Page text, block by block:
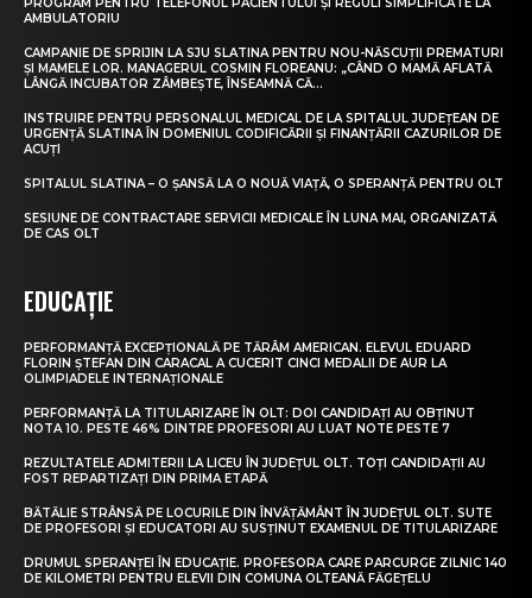
AMBULATORIU
CAMPANIE DE SPRIJIN LA SJU SLATINA PENTRU NOU-NĂSCUȚII PREMATURI
ȘI MAMELE LOR. MANAGERUL COSMIN FLOREANU: „CÂND O MAMĂ AFLATĂ
LÂNGĂ INCUBATOR ZÂMBEȘTE, ÎNSEAMNĂ CĂ...
INSTRUIRE PENTRU PERSONALUL MEDICAL DE LA SPITALUL JUDEȚEAN DE
URGENȚĂ SLATINA ÎN DOMENIUL CODIFICĂRII ȘI FINANȚĂRII CAZURILOR DE
ACUȚI
SPITALUL SLATINA – O ȘANSĂ LA O NOUĂ VIAȚĂ, O SPERANȚĂ PENTRU OLT
SESIUNE DE CONTRACTARE SERVICII MEDICALE ÎN LUNA MAI, ORGANIZATĂ
DE CAS OLT
EDUCAȚIE
PERFORMANȚĂ EXCEPȚIONALĂ PE TĂRÂM AMERICAN. ELEVUL EDUARD
FLORIN ȘTEFAN DIN CARACAL A CUCERIT CINCI MEDALII DE AUR LA
OLIMPIADELE INTERNAȚIONALE
PERFORMANȚĂ LA TITULARIZARE ÎN OLT: DOI CANDIDAȚI AU OBȚINUT
NOTA 10. PESTE 46% DINTRE PROFESORI AU LUAT NOTE PESTE 7
REZULTATELE ADMITERII LA LICEU ÎN JUDEȚUL OLT. TOȚI CANDIDAȚII AU
FOST REPARTIZAȚI DIN PRIMA ETAPĂ
BĂTĂLIE STRÂNSĂ PE LOCURILE DIN ÎNVĂȚĂMÂNT ÎN JUDEȚUL OLT. SUTE
DE PROFESORI ȘI EDUCATORI AU SUSȚINUT EXAMENUL DE TITULARIZARE
DRUMUL SPERANȚEI ÎN EDUCAȚIE. PROFESORA CARE PARCURGE ZILNIC 140
DE KILOMETRI PENTRU ELEVII DIN COMUNA OLTEANĂ FĂGEȚELU